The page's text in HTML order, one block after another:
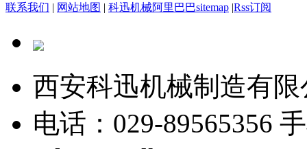
联系我们 | 网站地图 | 科迅机械阿里巴巴sitemap |Rss订阅
西安科迅机械制造有
电话：029-89565356